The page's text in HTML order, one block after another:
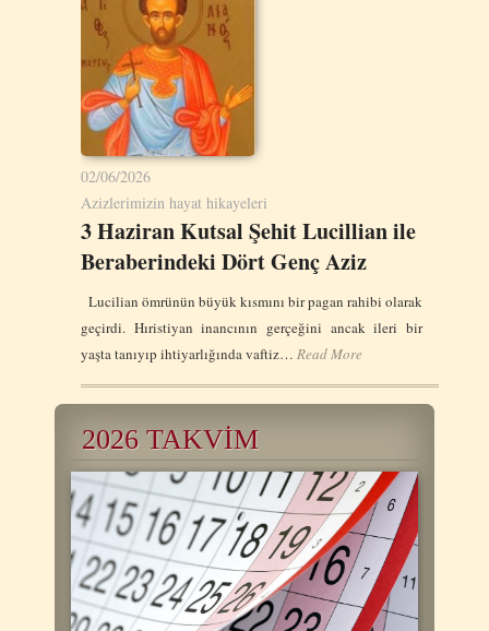
02/06/2026
Azizlerimizin hayat hikayeleri
3 Haziran Kutsal Şehit Lucillian ile
Beraberindeki Dört Genç Aziz
Lucilian ömrünün büyük kısmını bir pagan rahibi olarak
geçirdi. Hıristiyan inancının gerçeğini ancak ileri bir
yaşta tanıyıp ihtiyarlığında vaftiz… Read More
2026 TAKVİM